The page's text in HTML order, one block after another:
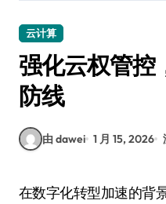
云计算
强化云权管控
防线
由 dawei 1 月 15, 2026
在数字化转型加速的背景下，云计算已成为企业发